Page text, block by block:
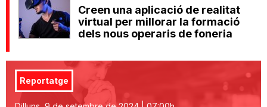
Creen una aplicació de realitat
virtual per millorar la formació
dels nous operaris de foneria
Reportatge